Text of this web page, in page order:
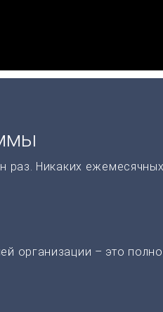
раз. Никаких
организации – это